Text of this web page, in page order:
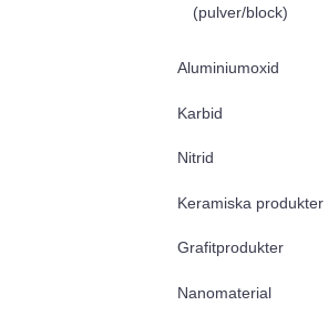
(pulver/block)
Aluminiumoxid
Karbid
Nitrid
Keramiska produkter
Grafitprodukter
Nanomaterial